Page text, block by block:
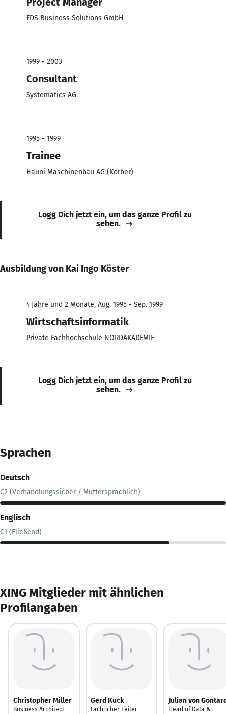
EDS Business Solutions GmbH
1999 - 2003
Consultant
Systematics AG
1995 - 1999
Trainee
Hauni Maschinenbau AG (Körber)
Logg Dich jetzt ein, um das ganze Profil zu
sehen.
Ausbildung von Kai Ingo Köster
4 Jahre und 2 Monate, Aug. 1995 - Sep. 1999
Wirtschaftsinformatik
Private Fachhochschule NORDAKADEMIE
Logg Dich jetzt ein, um das ganze Profil zu
sehen.
Sprachen
Deutsch
C2 (Verhandlungssicher / Muttersprachlich)
Englisch
C1 (Fließend)
XING Mitglieder mit ähnlichen
Profilangaben
Christopher Miller
Business Architect
Gerd Kuck
Fachlicher Leiter
Julian von
Head of Data &